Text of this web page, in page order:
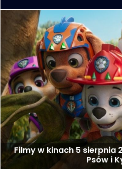
Filmy w kinach 5 sierpnia
Psów i